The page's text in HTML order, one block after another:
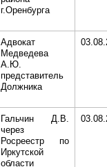
г.Оренбурга
Адвокат
Медведева
А.Ю.
представитель
Должника
Гальчин Д.В.
через
Росреестр по
Иркутской
области